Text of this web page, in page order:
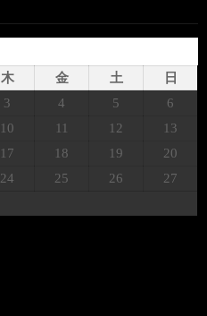
木 金 土
日
3 4 5
6
10 11 12
13
17 18 19
20
24 25 26
27